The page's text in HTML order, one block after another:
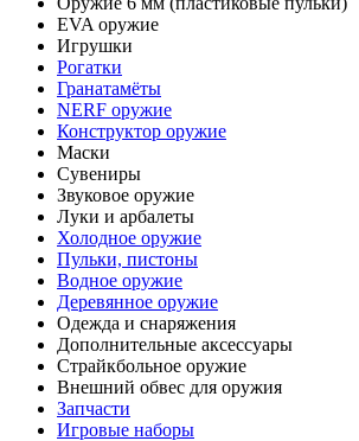
EVA оружие
Игрушки
Рогатки
Гранатамёты
NERF оружие
Конструктор оружие
Маски
Сувениры
Звуковое оружие
Луки и арбалеты
Холодное оружие
Пульки, пистоны
Водное оружие
Деревянное оружие
Одежда и снаряжения
Дополнительные аксессуары
Страйкбольное оружие
Внешний обвес для оружия
Запчасти
Игровые наборы